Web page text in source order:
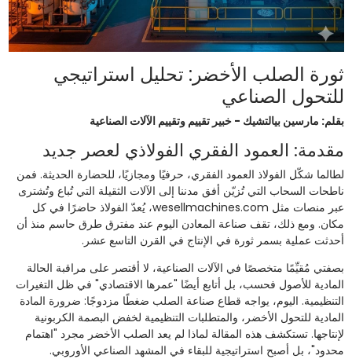
ثورة الصلب الأخضر: تحليل استراتيجي
للتحول الصناعي
بقلم: مارسين بيالتشيك - خبير تقييم وتقييم الآلات الصناعية
مقدمة: العمود الفقري الفولاذي لعصر جديد
لطالما شكّل الفولاذ العمود الفقري، حرفيًا ومجازيًا، للحضارة الحديثة. فمن
ناطحات السحاب التي تُزيّن أفق مدننا إلى الآلات الثقيلة التي تُباع وتُشترى
عبر منصات مثل wesellmachines.com، يُعدّ الفولاذ حاضرًا في كل
مكان. ومع ذلك، تقف صناعة المعادن اليوم عند مفترق طرق حاسم منذ أن
أحدثت عملية بسمر ثورة في الإنتاج في القرن التاسع عشر.
بصفتي مُقيِّمًا متخصصًا في الآلات الصناعية، لا أقتصر على مراقبة الحالة
المادية للأصول فحسب، بل أتابع أيضًا "عمرها الاقتصادي" في ظل التغيرات
التنظيمية. اليوم، يواجه قطاع صناعة الصلب ضغطًا مزدوجًا: ضرورة المادة
المادية للتحول الأخضر، والمتطلبات التنظيمية لخفض البصمة الكربونية
لإنتاجها. تستكشف هذه المقالة لماذا لم يعد الصلب الأخضر مجرد "اهتمام
محدود"، بل أصبح استراتيجية للبقاء في المشهد الصناعي الأوروبي.